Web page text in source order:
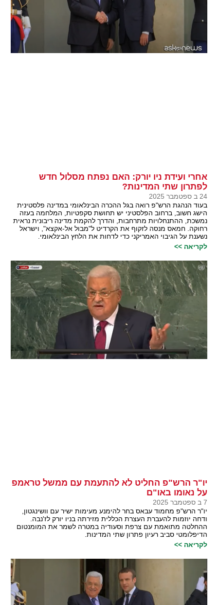
אחרי ועידת ניו יורק: האם נפתח מסלול חדש
לפתרון שתי המדינות?
24 ב ספטמבר 2025
בעוד הנהגת הרש"פ רואה בגל ההכרה הבינלאומי במדינה פלסטינית
הישג חשוב, ברחוב הפלסטיני יש תחושת סקפטיות, המלחמה בעזה
נמשכת, ההתנחלויות מתרחבות, והדרך להקמת מדינה ריבונית נראית
רחוקה. חמאס מנסה לזקוף את הקרדיט ל"מבול אל-אקצא", וישראל
נשענת על הגיבוי האמריקני כדי לדחות את הלחץ הבינלאומי.
לקריאה >>
יו"ר הרש"פ החליט לא להתעמת עם ממשל טראמפ
על נאומו באו"ם
7 ב ספטמבר 2025
יו"ר הרש"פ מחמוד עבאס בחר להימנע מעימות ישיר עם וושינגטון,
ודחה יוזמות להעברת העצרת הכללית מזירתה בניו יורק לז'נבה.
ההחלטה מתואמת עם צרפת וסעודיה במטרה לשמר את המומנטום
הדיפלומטי סביב רעיון פתרון שתי המדינות.
לקריאה >>